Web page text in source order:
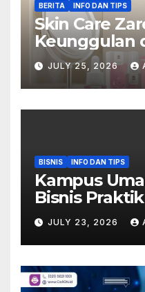
BERITA INFO DAN TIPS
Skin Care
Keunggulan
JULY 25, 2026
BISNIS INFO DAN TIPS
Kampus
Bisnis Praktik
JULY 23, 2026